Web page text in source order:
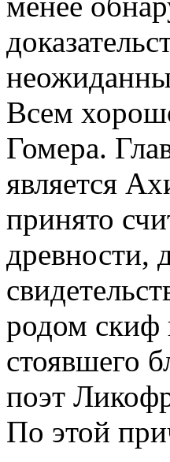
Всем
Гомера.
является
принято
древности,
родом скиф
стоявшего
поэт
По этой